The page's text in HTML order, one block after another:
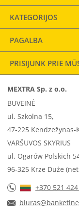
KATEGORIJOS
PAGALBA
PRISIJUNK PRIE
MEXTRA Sp. z o.o.
BUVEINĖ
ul. Szkolna 15,
47-225 Kendzežynas-
VARŠUVOS SKYRIUS
ul. Ogarów Polskich
96-325 Krze Duże
+370 521